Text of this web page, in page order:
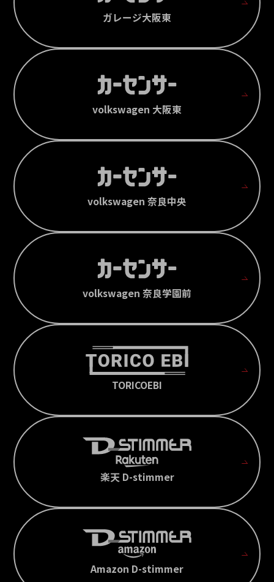
ガレージ大阪東
volkswagen 大阪東
volkswagen 奈良中央
volkswagen 奈良学園前
TORICOEBI
楽天 D-stimmer
Amazon D-stimmer